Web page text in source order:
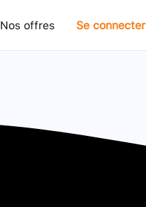
Nos offres Se connecter